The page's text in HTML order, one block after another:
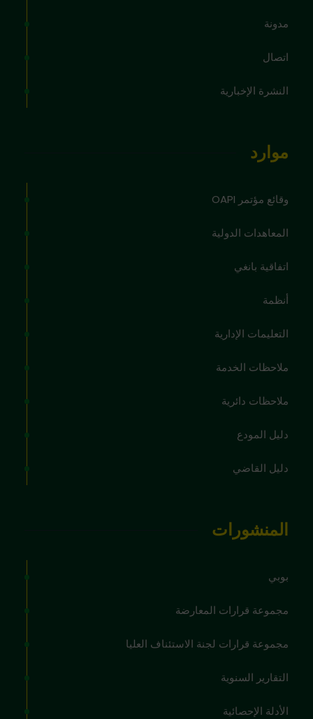
مدونة
اتصال
النشرة الإخبارية
موارد
وقائع مؤتمر OAPI
المعاهدات الدولية
اتفاقية بانغي
أنظمة
التعليمات الإدارية
ملاحظات الخدمة
ملاحظات دائرية
دليل المودع
دليل القاضي
المنشورات
بوبي
مجموعة قرارات المعارضة
مجموعة قرارات لجنة الاستئناف العليا
التقارير السنوية
الأدلة الإحصائية